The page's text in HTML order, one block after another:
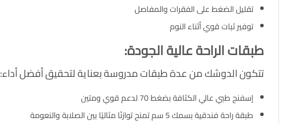
تقليل الضغط على الفقرات والمفاصل
توفير ثبات قوي أثناء النوم
طبقات الراحة عالية الجودة:
تتكون الدوشك من عدة طبقات مدروسة بعناية لتحقيق أفضل أداء:
إسفنج طبي عالي الكثافة بضغط 70 لدعم قوي ومتين
طبقة راحة فندقية بسمك 5 سم تمنح توازنًا مثاليًا بين الصلابة والنعومة